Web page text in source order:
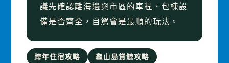
議先確認離海邊與市區的車程、包棟設
備是否齊全，自駕會是最順的玩法。
跨年住宿攻略
龜山島賞鯨攻略